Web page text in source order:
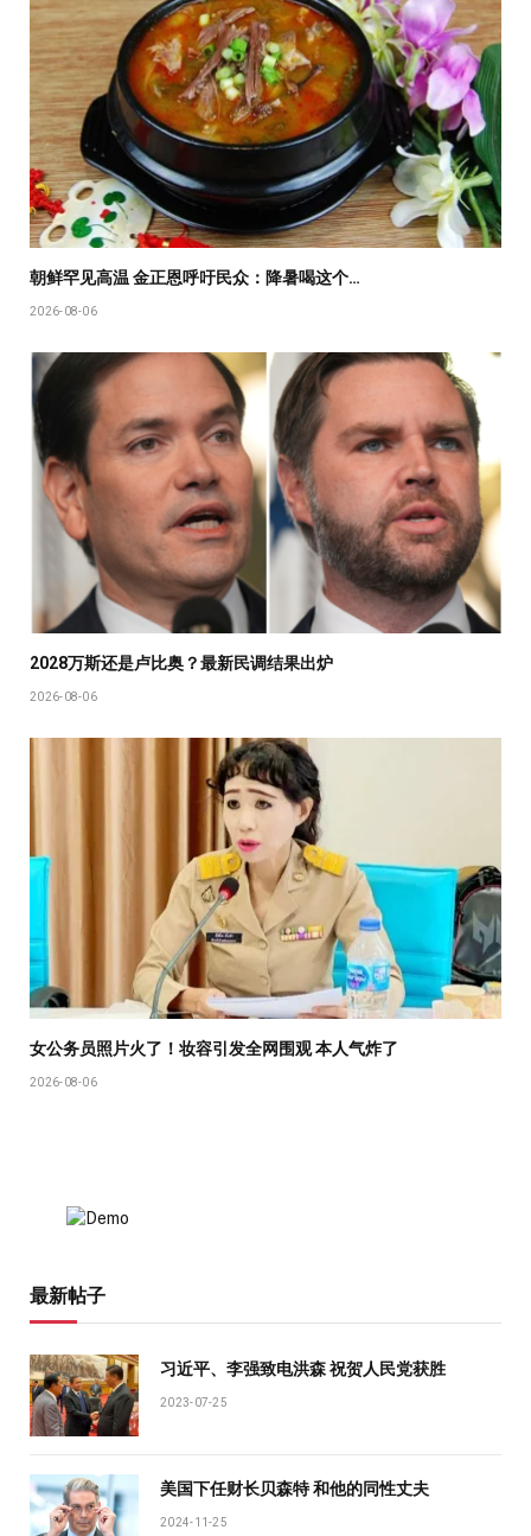
朝鲜罕见高温 金正恩呼吁民众：降暑喝这个…
2026-08-06
2028万斯还是卢比奥？最新民调结果出炉
2026-08-06
女公务员照片火了！妆容引发全网围观 本人气炸了
2026-08-06
最新帖子
习近平、李强致电洪森 祝贺人民党获胜
2023-07-25
美国下任财长贝森特 和他的同性丈夫
2024-11-25